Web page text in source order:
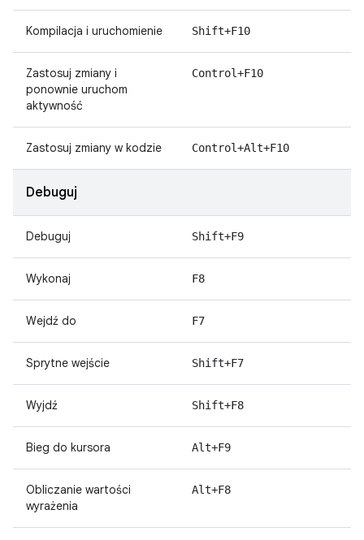
Kompilacja i uruchomienie Shift+F10
Zastosuj zmiany i
ponownie uruchom
aktywność
Control+F10
Zastosuj zmiany w kodzie Control+Alt+F10
Debuguj
Debuguj Shift+F9
Wykonaj F8
Wejdź do F7
Sprytne wejście Shift+F7
Wyjdź Shift+F8
Bieg do kursora Alt+F9
Obliczanie wartości
wyrażenia
Alt+F8